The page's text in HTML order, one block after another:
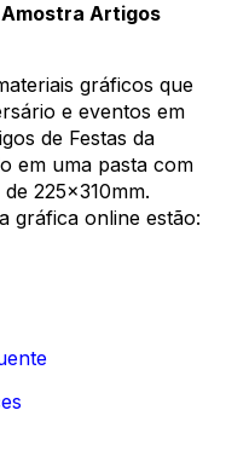
Artigos
gráficos que
e eventos em
de Festas
em uma pasta
225x310mm.
gráfica online estão: